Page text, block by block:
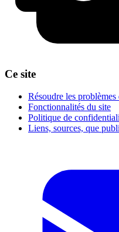
Ce site
Résoudre les problèmes
Fonctionnalités du site
Politique de
Liens, sources, que